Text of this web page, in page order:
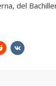
del